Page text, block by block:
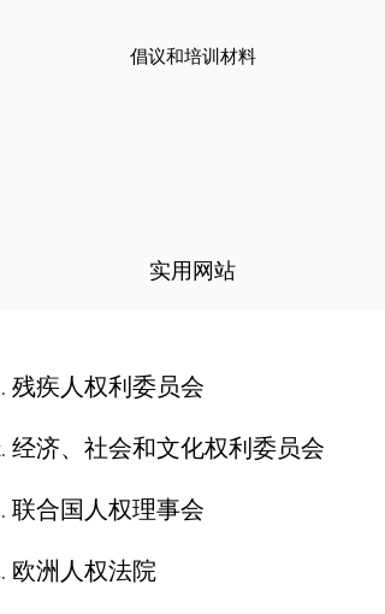
倡议和培训材料
实用网站
残疾人权利委员会
经济、社会和文化权利委员会
联合国人权理事会
欧洲人权法院